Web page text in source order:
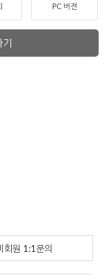
PC 버젼
회원 1:1문의